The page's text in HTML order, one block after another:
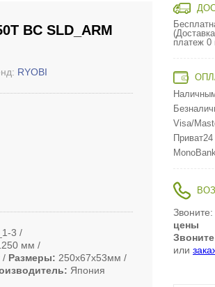
BC SLD_ARM
RYOBI
3
мм
Размеры
250х67х53мм
Япония
платеж 0
Visa/
Приват24
Звоните:
цены
или